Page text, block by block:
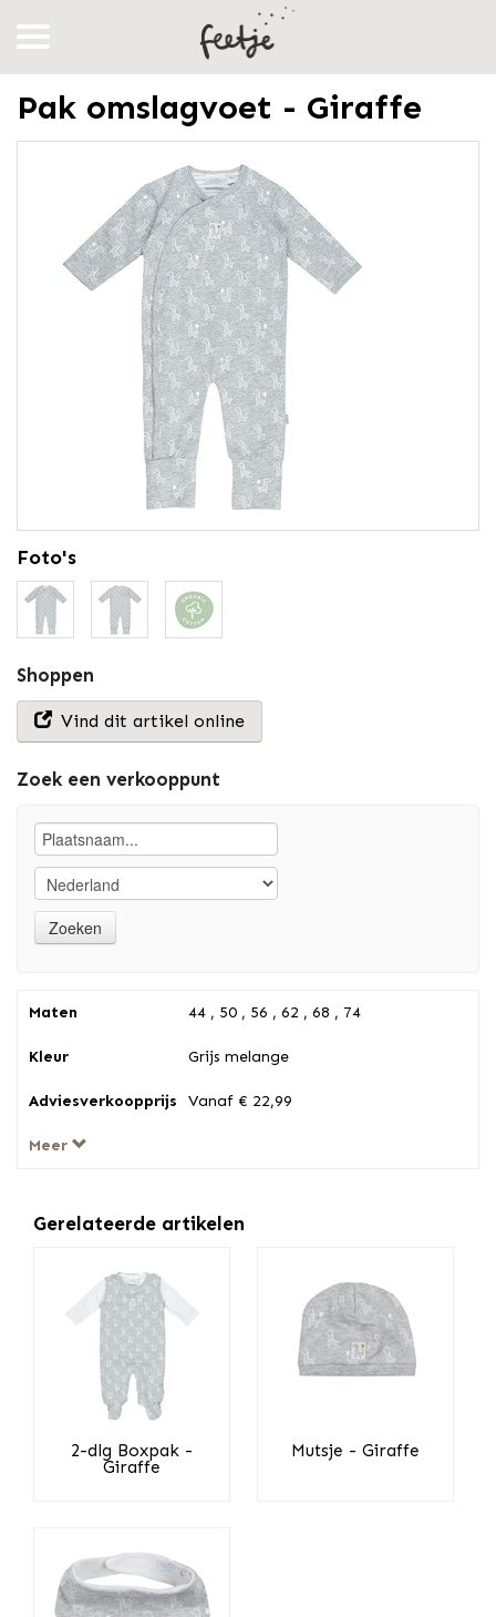
Pak omslagvoet - Giraffe
Foto's
Shoppen
Vind dit artikel online
Zoek een verkooppunt
Maten 44 , 50 , 56 , 62 , 68 , 74
Kleur Grijs melange
Adviesverkoopprijs Vanaf € 22,99
Meer
Gerelateerde artikelen
2-dlg Boxpak -
Giraffe
Mutsje - Giraffe